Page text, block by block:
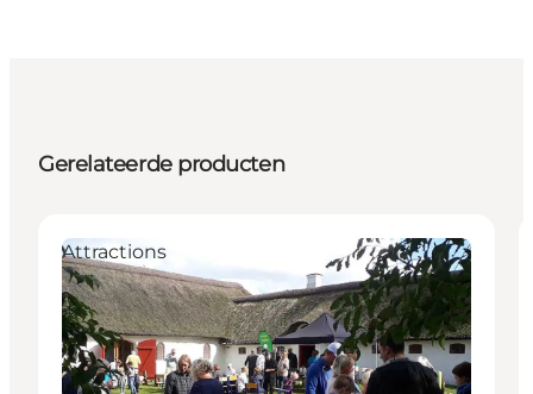
Gerelateerde producten
Attractions